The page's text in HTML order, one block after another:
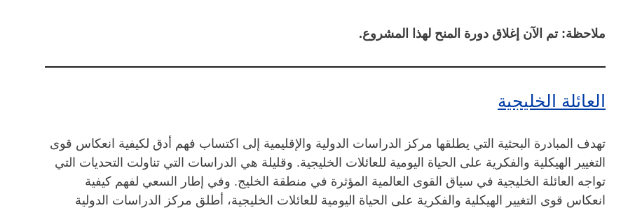
ملاحظة: تم الآن إغلاق دورة المنح لهذا المشروع.
العائلة الخليجية
تهدف المبادرة البحثية التي يطلقها مركز الدراسات الدولية والإقليمية إلى اكتساب فهم أدق لكيفية انعكاس قوى
التغيير الهيكلية والفكرية على الحياة اليومية للعائلات الخليجية. وقليلة هي الدراسات التي تناولت التحديات التي
تواجه العائلة الخليجية في سياق القوى العالمية المؤثرة في منطقة الخليج. وفي إطار السعي لفهم كيفية
انعكاس قوى التغيير الهيكلية والفكرية على الحياة اليومية للعائلات الخليجية، أطلق مركز الدراسات الدولية